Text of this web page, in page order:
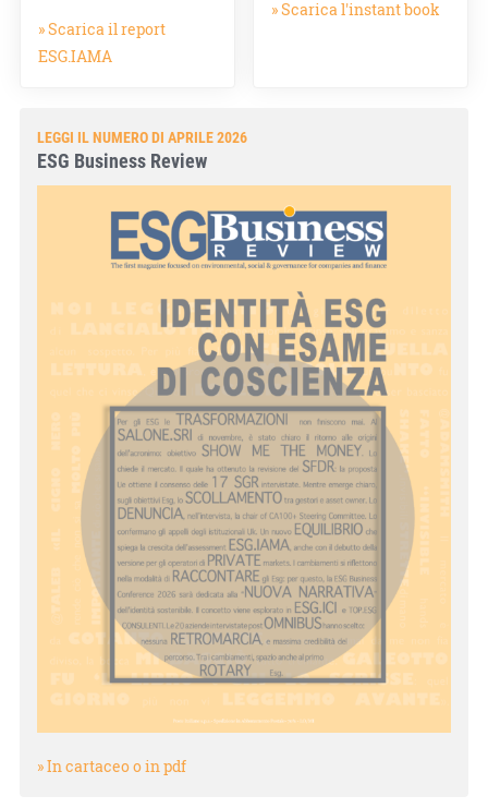
» Scarica il report
ESG.IAMA
» Scarica l'instant book
LEGGI IL NUMERO DI APRILE 2026
ESG Business Review
» In cartaceo o in pdf